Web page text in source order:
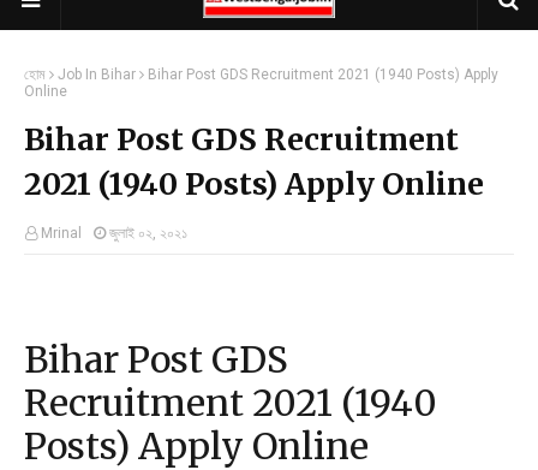
হোম Job In Bihar
Bihar Post GDS Recruitment 2021 (1940 Posts) Apply
Online
Bihar Post GDS Recruitment
2021 (1940 Posts) Apply Online
Mrinal জুলাই ০২, ২০২১
Bihar Post GDS
Recruitment 2021 (1940
Posts) Apply Online